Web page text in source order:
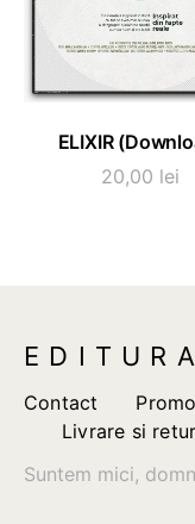
ADAUGĂ ÎN COȘ
ELIXIR
20,00 lei
Contact Promo
Livrare si
Suntem mici,